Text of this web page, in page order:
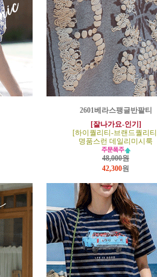
2601베라스팽글반팔티
[잘나가요-인기]
[하이퀄리티-브랜드퀄리
명품스런 데일리미시룩
48,000원
42,300원